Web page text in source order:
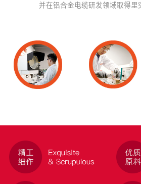
并在铝合金电缆研发领域取得里